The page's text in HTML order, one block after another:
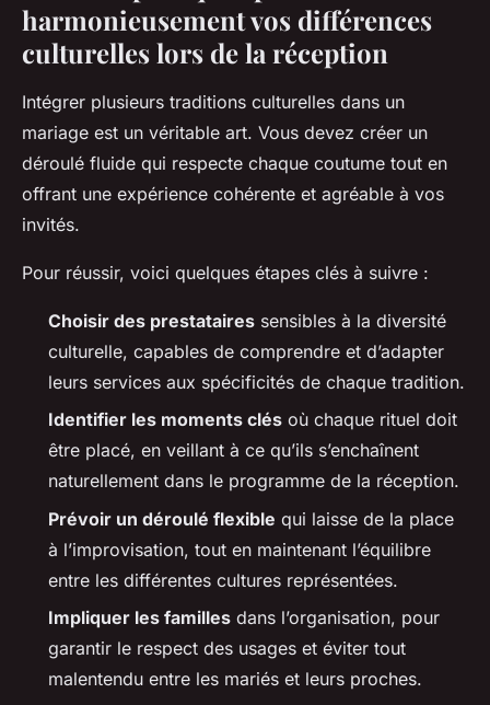
harmonieusement vos différences
culturelles lors de la réception
Intégrer plusieurs traditions culturelles dans un
mariage est un véritable art. Vous devez créer un
déroulé fluide qui respecte chaque coutume tout en
offrant une expérience cohérente et agréable à vos
invités.
Pour réussir, voici quelques étapes clés à suivre :
Choisir des prestataires sensibles à la diversité
culturelle, capables de comprendre et d’adapter
leurs services aux spécificités de chaque tradition.
Identifier les moments clés où chaque rituel doit
être placé, en veillant à ce qu’ils s’enchaînent
naturellement dans le programme de la réception.
Prévoir un déroulé flexible qui laisse de la place
à l’improvisation, tout en maintenant l’équilibre
entre les différentes cultures représentées.
Impliquer les familles dans l’organisation, pour
garantir le respect des usages et éviter tout
malentendu entre les mariés et leurs proches.